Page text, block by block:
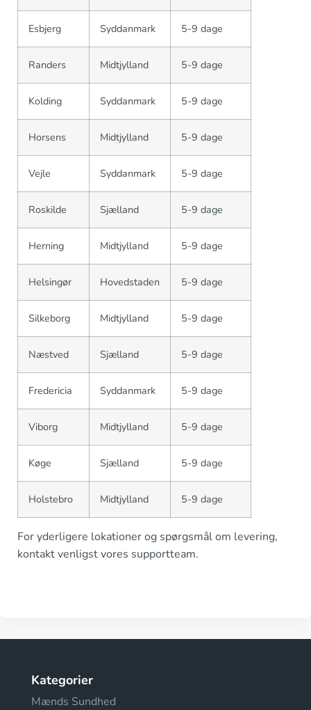
Esbjerg Syddanmark 5-9 dage
Randers Midtjylland 5-9 dage
Kolding Syddanmark 5-9 dage
Horsens Midtjylland 5-9 dage
Vejle Syddanmark 5-9 dage
Roskilde Sjælland 5-9 dage
Herning Midtjylland 5-9 dage
Helsingør Hovedstaden 5-9 dage
Silkeborg Midtjylland 5-9 dage
Næstved Sjælland 5-9 dage
Fredericia Syddanmark 5-9 dage
Viborg Midtjylland 5-9 dage
Køge Sjælland 5-9 dage
Holstebro Midtjylland 5-9 dage
For yderligere lokationer og spørgsmål om levering,
kontakt venligst vores supportteam.
Kategorier
Mænds Sundhed